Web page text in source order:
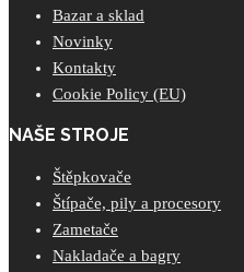
Bazar a sklad
Novinky
Kontakty
Cookie Policy (EU)
NAŠE STROJE
Štěpkovače
Štípače, pily a procesory
Zametače
Nakladače a bagry